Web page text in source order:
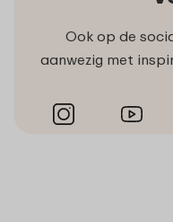
Ook op de
aanwezig met